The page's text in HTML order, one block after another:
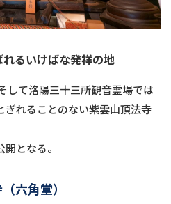
るいけばな発祥の地
して洛陽三十三所観音霊場では
れることのない紫雲山頂法寺
となる。
六角堂）